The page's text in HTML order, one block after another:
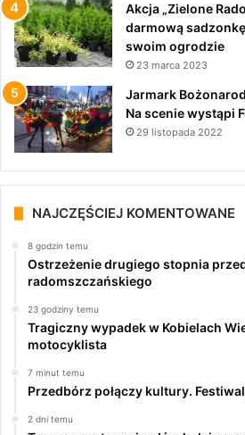
Akcja „Zielone
darmową
swoim ogrodzie
23 marca 2023
Jarmark
Na scenie wystąpi
29 listopada 2022
NAJCZĘŚCIEJ KOMENTOWANE
8 godzin temu
Ostrzeżenie drugiego stopnia
radomszczańskiego
23 godziny temu
Tragiczny wypadek w Kobielach
motocyklista
7 minut temu
Przedbórz połączy kultury.
2 dni temu